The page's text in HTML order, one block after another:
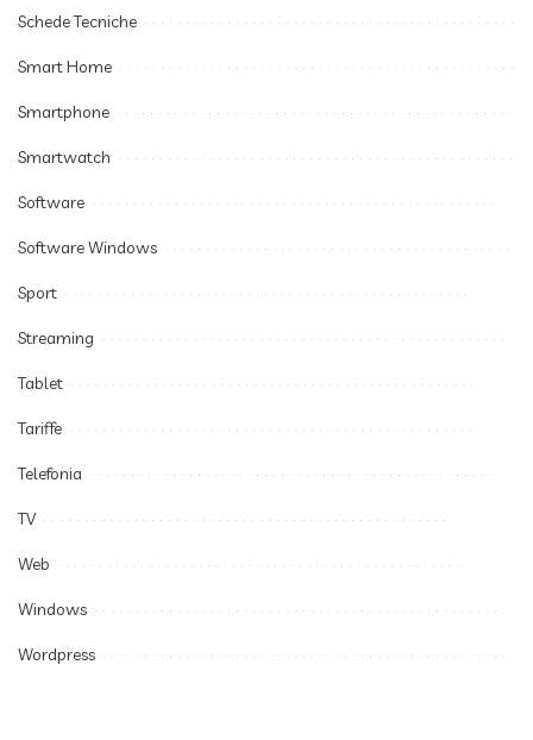
Schede Tecniche
Smart Home
Smartphone
Smartwatch
Software
Software Windows
Sport
Streaming
Tablet
Tariffe
Telefonia
TV
Web
Windows
Wordpress